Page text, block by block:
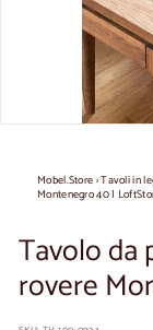
Mobel.Store›Tavoli in
Montenegro 40 |
Tavolo da
rovere